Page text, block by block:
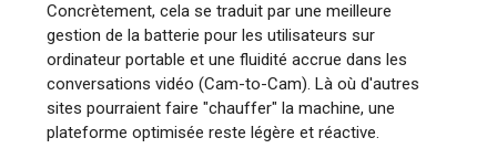
Concrètement, cela se traduit par une meilleure
gestion de la batterie pour les utilisateurs sur
ordinateur portable et une fluidité accrue dans les
conversations vidéo (Cam-to-Cam). Là où d'autres
sites pourraient faire "chauffer" la machine, une
plateforme optimisée reste légère et réactive.